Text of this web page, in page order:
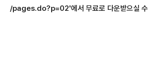
/pages.do?p=02'에서 무료로 다운받으실 수